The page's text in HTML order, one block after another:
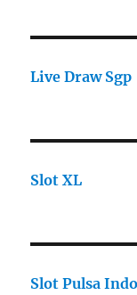
Live Draw Sgp
Slot XL
Slot Pulsa